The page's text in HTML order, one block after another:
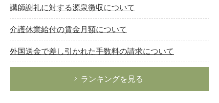
講師謝礼に対する源泉徴収について
介護休業給付の賃金月額について
外国送金で差し引かれた手数料の請求について
ランキングを見る